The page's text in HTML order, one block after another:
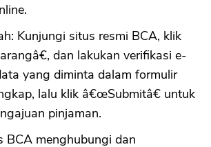
Kunjungi situs resmi BCA, klik
dan lakukan verifikasi e-
yang diminta dalam formulir
lalu klik â€œSubmitâ€ untuk
pinjaman.
BCA menghubungi dan